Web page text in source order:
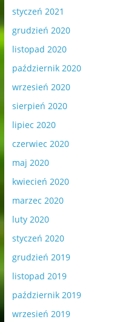
styczeń 2021
grudzień 2020
listopad 2020
październik 2020
wrzesień 2020
sierpień 2020
lipiec 2020
czerwiec 2020
maj 2020
kwiecień 2020
marzec 2020
luty 2020
styczeń 2020
grudzień 2019
listopad 2019
październik 2019
wrzesień 2019